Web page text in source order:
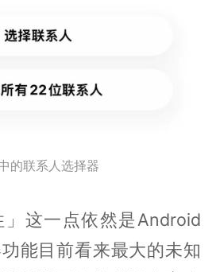
的联系人选择器
这一点依然是Android
能目前看来最大的未知